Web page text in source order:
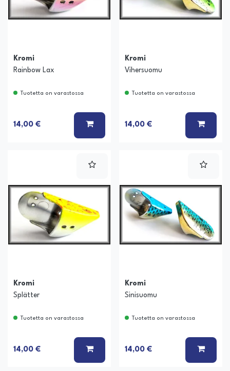
Kromi
Rainbow Lax
Tuotetta on varastossa
14,00 € LISÄÄ KORIIN
Kromi
Vihersuomu
Tuotetta on varastossa
14,00 € LISÄÄ
Kromi
Splätter
Tuotetta on varastossa
14,00 € LISÄÄ KORIIN
Kromi
Sinisuomu
Tuotetta on varastossa
14,00 € LISÄÄ